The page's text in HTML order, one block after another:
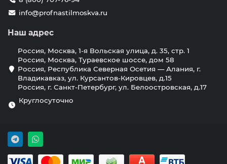
info@profnastilmoskva.ru
Наш адрес
Россия, Москва, 1-я Вольская улица, д. 35, стр. 1
Россия, Москва, Тураевское шоссе, дом 58
Россия, Республика Северная Осетия — Алания, г.
Владикавказ, ул. Курсантов-Кировцев, д.15
Россия, г. Санкт-Петербург, ул. Белоостровская, д.17
Круглосуточно